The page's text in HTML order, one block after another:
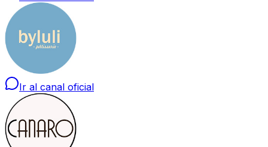
Ir al canal oficial